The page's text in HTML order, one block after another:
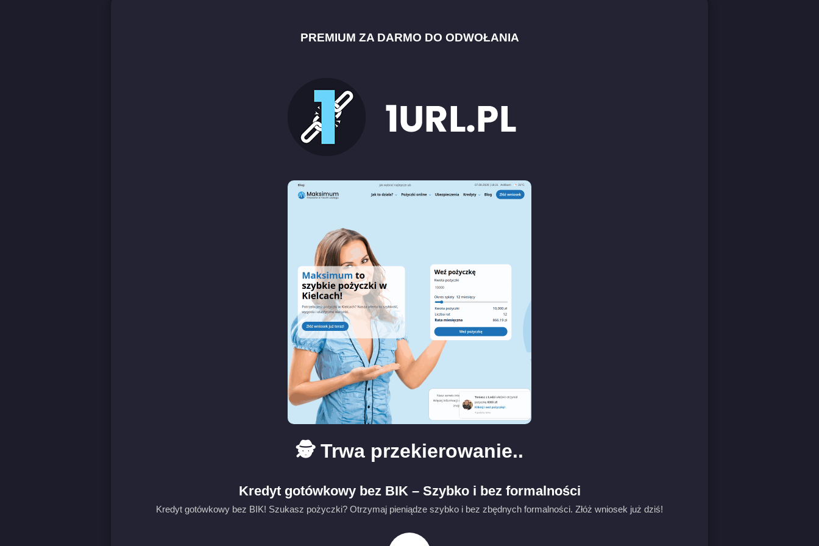
PREMIUM ZA DARMO DO ODWOŁANIA
🕵️ Trwa przekierowanie..
Kredyt gotówkowy bez BIK – Szybko i bez formalności
Kredyt gotówkowy bez BIK! Szukasz pożyczki? Otrzymaj pieniądze szybko i bez zbędnych formalności. Złóż wniosek już dziś!